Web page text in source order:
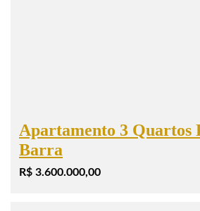
Apartamento 3 Quartos
Barra
R$ 3.600.000,00